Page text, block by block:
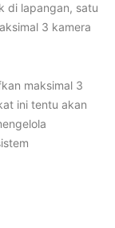
di lapangan, satu
3 kamera
maksimal 3
ini tentu akan